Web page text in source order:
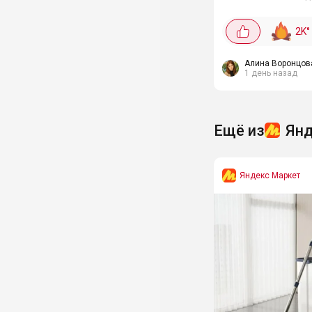
промокоду 🔪
эксклюзивная для
других магазинах
2K°
Алина
1 день назад
Ещё из
Яндекс Маркет